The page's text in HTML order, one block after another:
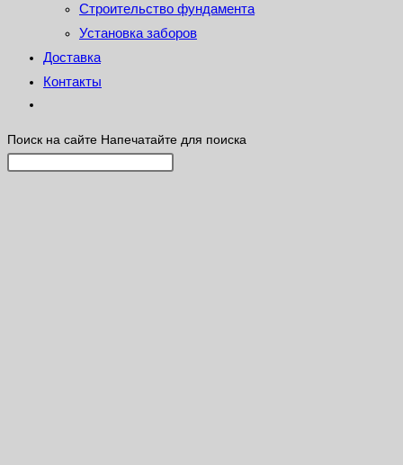
Строительство фундамента
Установка заборов
Доставка
Контакты
Поиск на сайте Напечатайте для поиска